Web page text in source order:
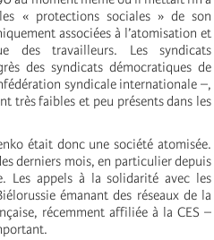
« protections sociales » de son
associées à l’atomisation et
des travailleurs. Les syndicats
des syndicats démocratiques de
syndicale internationale –,
très faibles et peu présents dans les
était donc une société atomisée.
derniers mois, en particulier depuis
Les appels à la solidarité avec les
émanant des réseaux de la
récemment affiliée à la CES –